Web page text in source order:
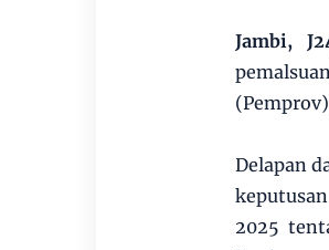
Jambi,
Delapan
2025